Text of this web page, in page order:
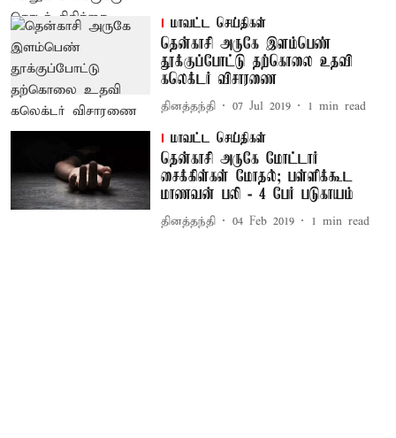
மாவட்ட செய்திகள்
தென்காசி அருகே இளம்பெண்
தூக்குப்போட்டு தற்கொலை உதவி
கலெக்டர் விசாரணை
தினத்தந்தி 07 Jul 2019 1 min read
மாவட்ட செய்திகள்
தென்காசி அருகே மோட்டார்
சைக்கிள்கள் மோதல்; பள்ளிக்கூட
மாணவன் பலி - 4 பேர் படுகாயம்
தினத்தந்தி 04 Feb 2019 1 min read